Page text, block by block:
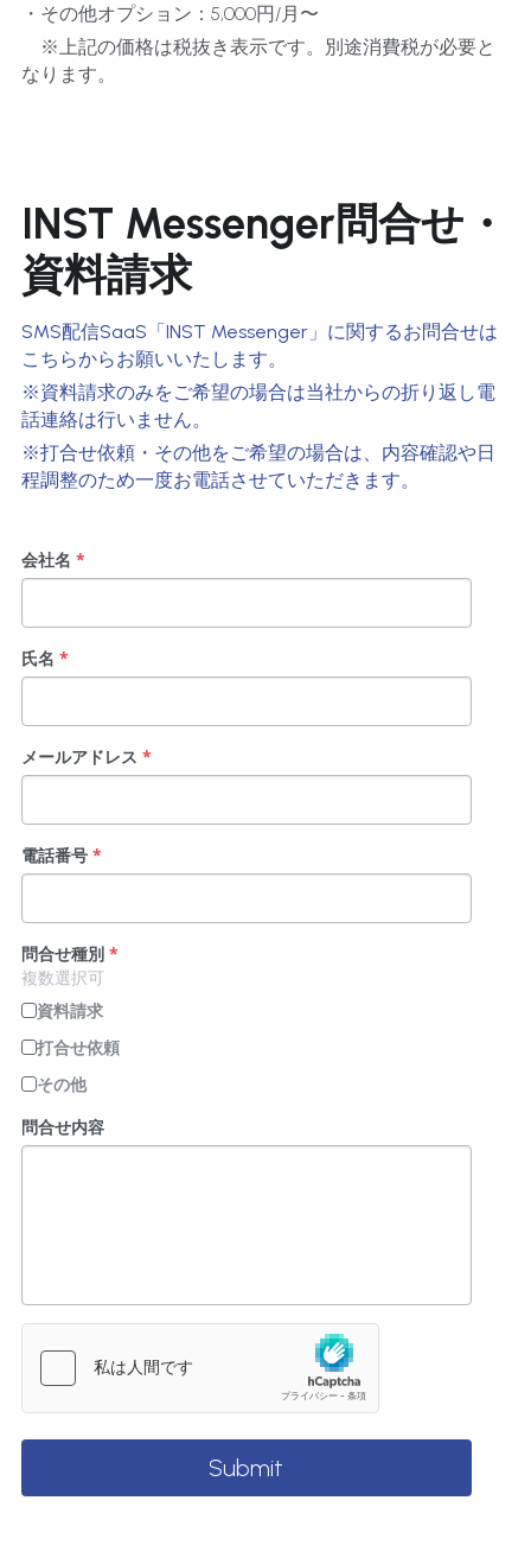
・その他オプション：5,000円/月〜
※上記の価格は税抜き表示です。別途消費税が必要と
なります。
INST Messenger問合せ・
資料請求
SMS配信SaaS「INST Messenger」に関するお問合せは
こちらからお願いいたします。
※資料請求のみをご希望の場合は当社からの折り返し電
話連絡は行いません。
※打合せ依頼・その他をご希望の場合は、内容確認や日
程調整のため一度お電話させていただきます。
会社名 *
氏名 *
メールアドレス *
電話番号*
問合せ種別*
複数選択可
資料請求
打合せ依頼
その他
問合せ内容
Submit